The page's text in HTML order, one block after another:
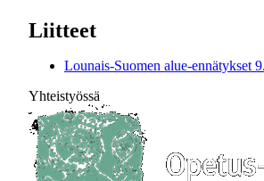
Liitteet
Lounais-Suomen alue-ennätykset
Yhteistyössä